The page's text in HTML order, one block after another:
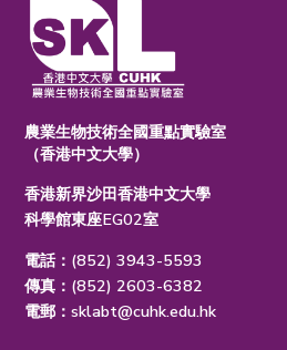
農業生物技術全國重點實驗室
（香港中文大學）
香港新界沙田香港中文大學
科學館東座EG02室
電話：(852) 3943-5593
傳真：(852) 2603-6382
電郵：sklabt@cuhk.edu.hk